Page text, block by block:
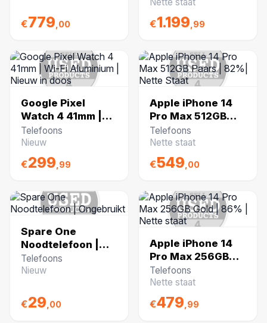
€779 ,00 €1.199 ,99
Google Pixel
Watch 4 41mm |
Wi-Fi Aluminium |
Nieuw in doos
Telefoons
Nieuw
€299 ,99
Apple iPhone 14
Pro Max 512GB
Paars | 82%|
Nette Staat
Telefoons
Nette staat
€549 ,00
Spare One
Noodtelefoon |
Ongebruikt
Telefoons
Nieuw
€29,00
Apple iPhone 14
Pro Max 256GB
Gold | 86% | Nette
staat
Telefoons
Nette staat
€479,99